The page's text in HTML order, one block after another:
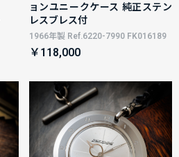
ョンユニークケース 純正ステン
レスブレス付
1966年製 Ref.6220-7990 FK016189
￥118,000